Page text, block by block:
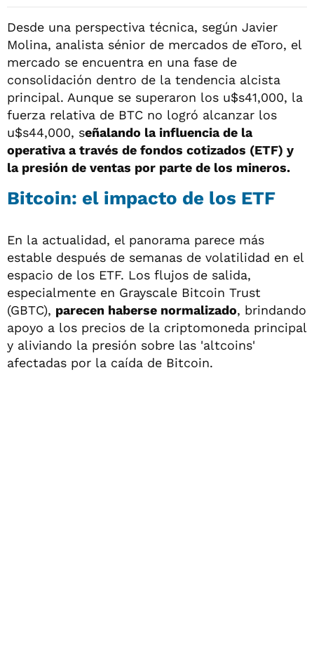
Desde una perspectiva técnica, según Javier
Molina, analista sénior de mercados de eToro, el
mercado se encuentra en una fase de
consolidación dentro de la tendencia alcista
principal. Aunque se superaron los u$s41,000, la
fuerza relativa de BTC no logró alcanzar los
u$s44,000, señalando la influencia de la
operativa a través de fondos cotizados (ETF) y
la presión de ventas por parte de los mineros.
Bitcoin: el impacto de los ETF
En la actualidad, el panorama parece más
estable después de semanas de volatilidad en el
espacio de los ETF. Los flujos de salida,
especialmente en Grayscale Bitcoin Trust
(GBTC), parecen haberse normalizado, brindando
apoyo a los precios de la criptomoneda principal
y aliviando la presión sobre las 'altcoins'
afectadas por la caída de Bitcoin.